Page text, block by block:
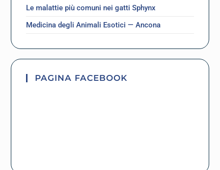
Le malattie più comuni nei gatti Sphynx
Medicina degli Animali Esotici — Ancona
PAGINA FACEBOOK